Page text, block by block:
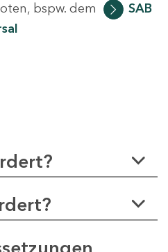
bspw. dem
SAB